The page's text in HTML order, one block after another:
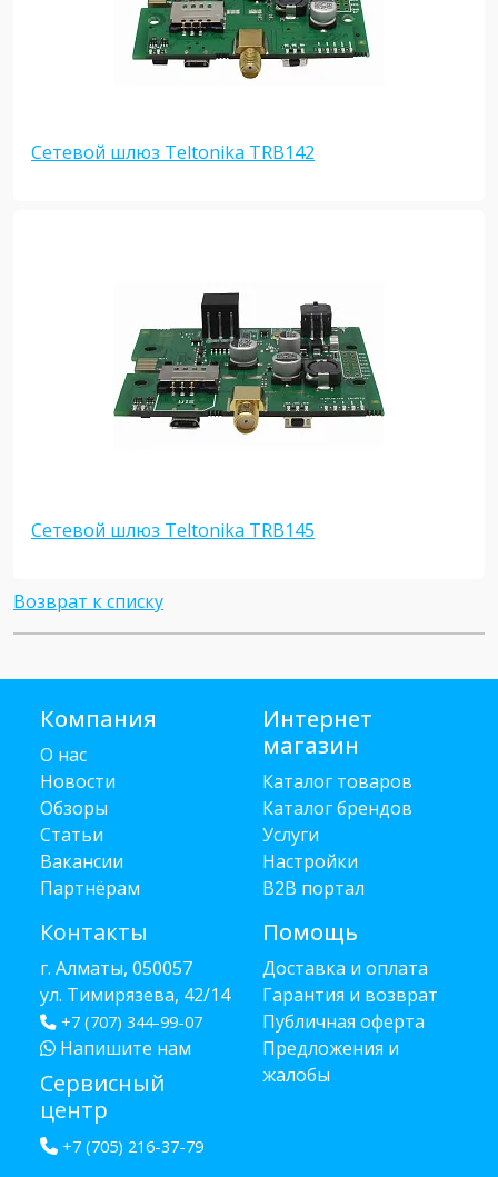
Сетевой шлюз Teltonika TRB142
Сетевой шлюз Teltonika TRB145
Возврат к списку
Компания
О нас
Новости
Обзоры
Статьи
Вакансии
Партнёрам
Контакты
г. Алматы, 050057
ул. Тимирязева, 42/14
+7 (707) 344-99-07
Напишите нам
Сервисный
центр
+7 (705) 216-37-79
Интернет
магазин
Каталог товаров
Каталог брендов
Услуги
Настройки
B2B портал
Помощь
Доставка и оплата
Гарантия и возврат
Публичная оферта
Предложения и
жалобы